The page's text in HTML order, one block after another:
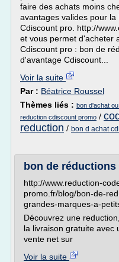
faire des achats moins
avantages valides pour
Cdiscount pro. http://
et vous permet d'acheter
Cdiscount pro : bon de
d'avantage Cdiscount...
Voir la suite
Par : Béatrice Roussel
Thèmes liés : bon d'achat
reduction cdiscount promo /
reduction / bon d achat
bon de réductions
http://www.reduction-
promo.fr/blog/bon-de-
grandes-marques-a-
Découvrez une
la livraison gratuite avec
vente net sur
Voir la suite